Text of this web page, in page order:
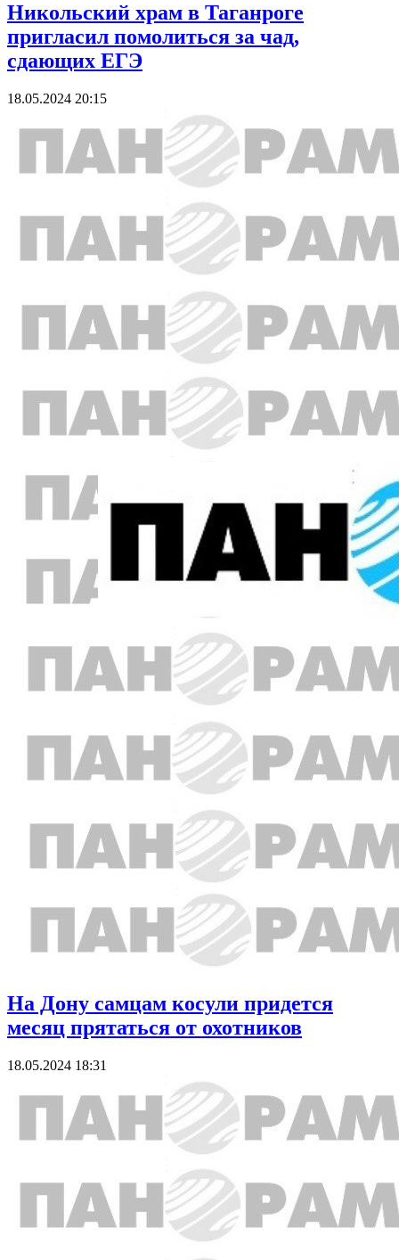
Никольский храм в Таганроге
пригласил помолиться за чад,
сдающих ЕГЭ
18.05.2024 20:15
На Дону самцам косули придется
месяц прятаться от охотников
18.05.2024 18:31